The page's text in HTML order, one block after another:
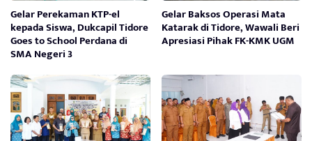
Gelar Perekaman KTP-el
kepada Siswa, Dukcapil Tidore
Goes to School Perdana di
SMA Negeri 3
Gelar Baksos Operasi Mata
Katarak di Tidore, Wawali Beri
Apresiasi Pihak FK-KMK UGM